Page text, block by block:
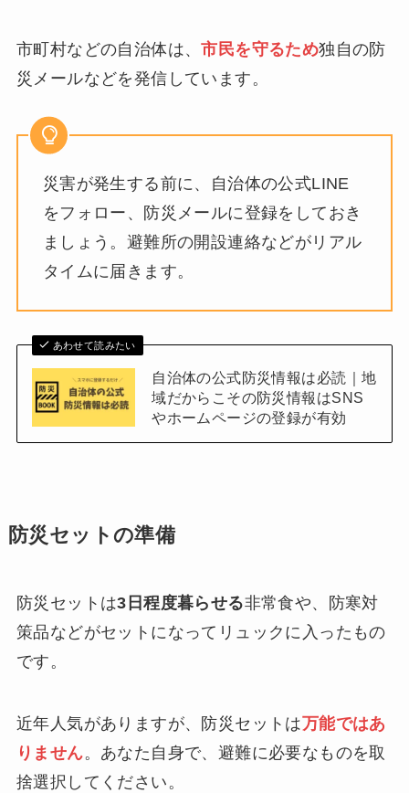
市町村などの自治体は、市民を守るため独自の防
災メールなどを発信しています。
災害が発生する前に、自治体の公式LINE
をフォロー、防災メールに登録をしておき
ましょう。避難所の開設連絡などがリアル
タイムに届きます。
あわせて読みたい
自治体の公式防災情報は必読｜地
域だからこその防災情報はSNS
やホームページの登録が有効
防災セットの準備
防災セットは3日程度暮らせる非常食や、防寒対
策品などがセットになってリュックに入ったもの
です。
近年人気がありますが、防災セットは万能ではあ
りません。あなた自身で、避難に必要なものを取
捨選択してください。